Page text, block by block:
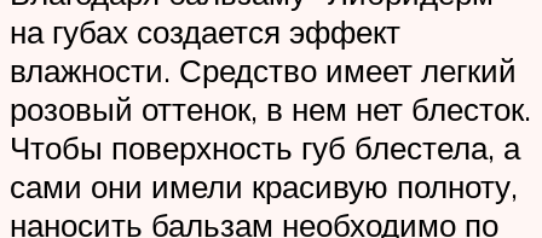
на губах создается эффект
влажности. Средство имеет легкий
розовый оттенок, в нем нет блесток.
Чтобы поверхность губ блестела, а
сами они имели красивую полноту,
наносить бальзам необходимо по